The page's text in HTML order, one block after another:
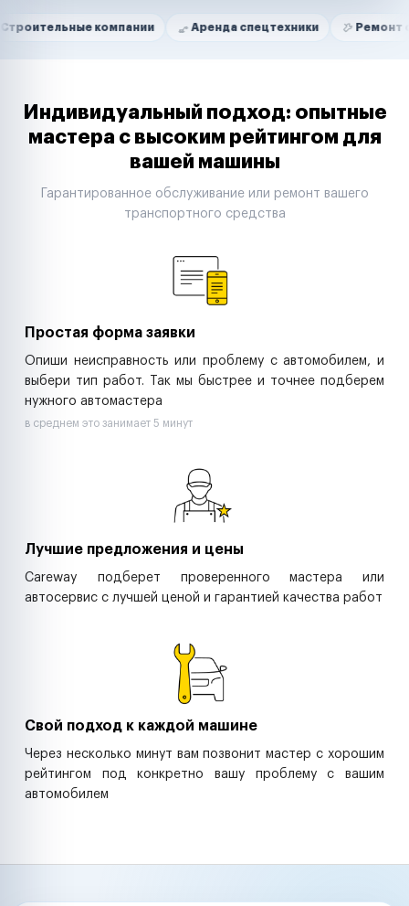
Нам доверяют
компании Аренда спецтехники Ремонт
Маркетплейсы
Таксопарки
Автодилеры
Строительные компании
Аренда спецтехники
Индивидуальный подход: опытные
мастера с высоким рейтингом для
вашей машины
Гарантированное обслуживание или ремонт вашего
транспортного средства
Простая форма заявки
Опиши неисправность или проблему с автомобилем, и
выбери тип работ. Так мы быстрее и точнее подберем
нужного автомастера
в среднем это занимает 5 минут
Лучшие предложения и цены
Careway подберет проверенного мастера или
автосервис с лучшей ценой и гарантией качества работ
Свой подход к каждой машине
Через несколько минут вам позвонит мастер с хорошим
рейтингом под конкретно вашу проблему с вашим
автомобилем